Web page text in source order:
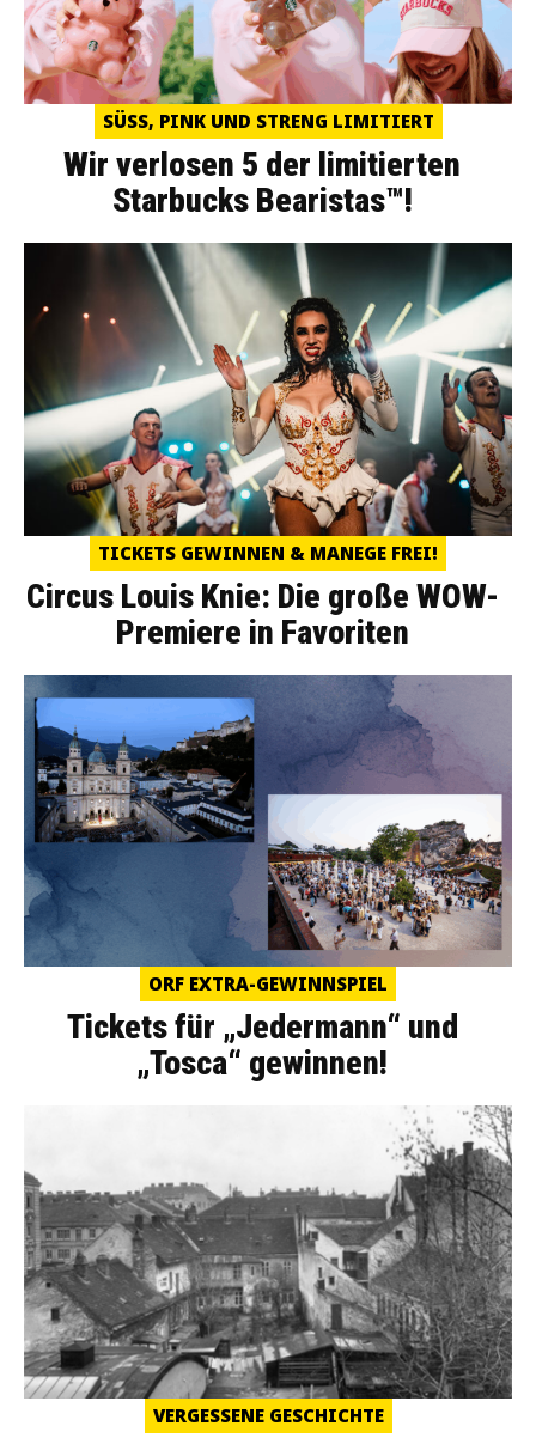
SÜSS, PINK UND STRENG LIMITIERT
Wir verlosen 5 der limitierten
Starbucks Bearistas™!
TICKETS GEWINNEN & MANEGE FREI!
Circus Louis Knie: Die große WOW-
Premiere in Favoriten
ORF EXTRA-GEWINNSPIEL
Tickets für „Jedermann“ und
„Tosca“ gewinnen!
VERGESSENE GESCHICHTE